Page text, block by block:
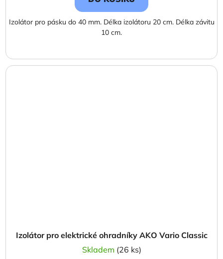
Izolátor pro pásku do 40 mm. Délka izolátoru 20 cm. Délka závitu
10 cm.
Izolátor pro elektrické ohradníky AKO Vario Classic
Skladem (26 ks)